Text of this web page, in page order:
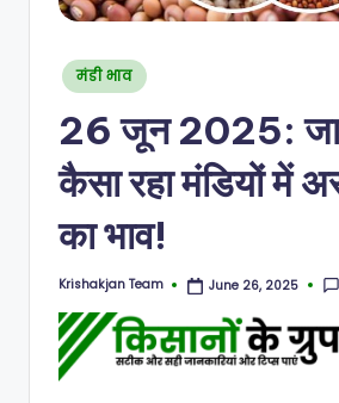
Posted
in
मंडी भाव
26 जून 2025:
कैसा रहा मंडियों में
का भाव!
Posted
Krishakjan Team June 26, 2025